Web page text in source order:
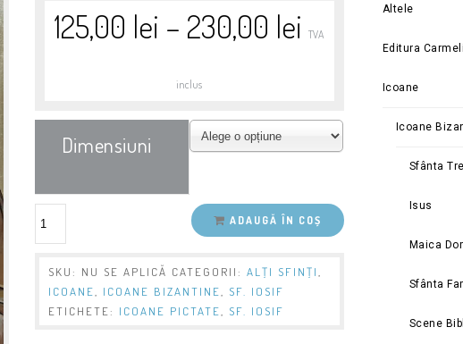
125,00 lei – 230,00 lei TVA
inclus
Dimensiuni
ADAUGĂ ÎN COȘ
SKU: NU SE APLICĂ CATEGORII: ALŢI SFINŢI
ICOANE
ICOANE BIZANTINE
SF. IOSIF
ETICHETE: ICOANE PICTATE SF. IOSIF
Altele
Editura
Icoane
Icoane
Sfânta
Isus
Maica
Sfânta
Scene